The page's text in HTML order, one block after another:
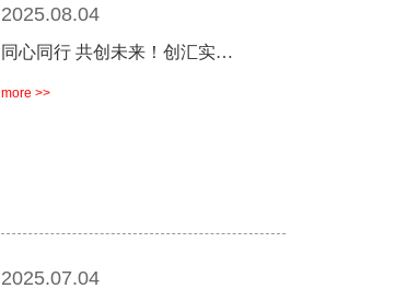
2025.08.04
同心同行 共创未来！创汇实…
more >>
2025.07.04